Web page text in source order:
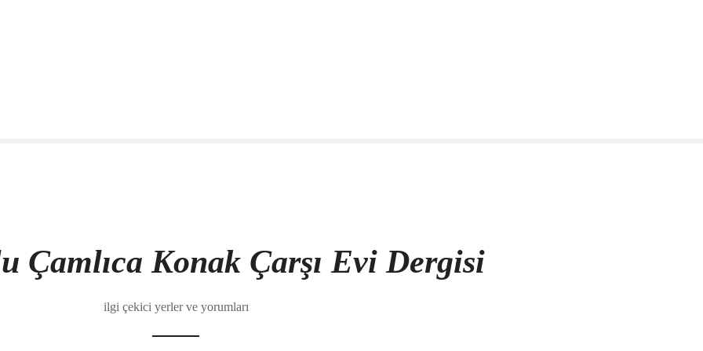
Çamlıca Konak Çarşı Evi Dergisi
ilgi çekici yerler ve yorumları